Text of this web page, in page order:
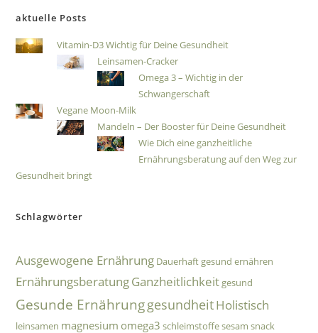
aktuelle Posts
Vitamin-D3 Wichtig für Deine Gesundheit
Leinsamen-Cracker
Omega 3 – Wichtig in der
Schwangerschaft
Vegane Moon-Milk
Mandeln – Der Booster für Deine Gesundheit
Wie Dich eine ganzheitliche
Ernährungsberatung auf den Weg zur
Gesundheit bringt
Schlagwörter
Ausgewogene Ernährung Dauerhaft gesund ernähren
ErnährungsberatungGanzheitlichkeit gesund
Gesunde ErnährunggesundheitHolistisch
leinsamen magnesium omega3 schleimstoffesesam snack